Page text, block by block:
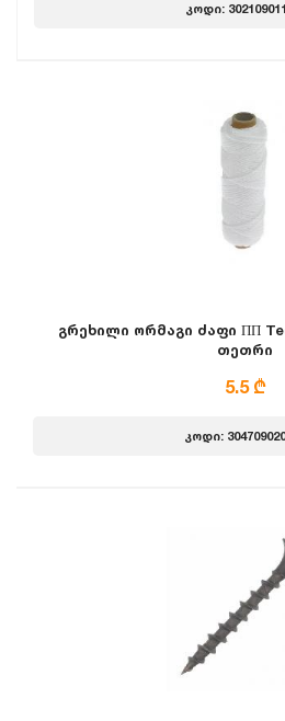
კოდი:
გრეხილი ორმაგი ძაფი ПП
თეთრი
5.5 ₾
კოდი: